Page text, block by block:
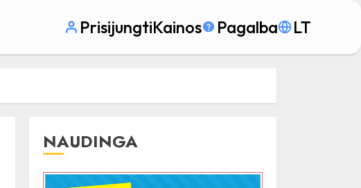
PrisijungtiKainos Pagalba LT
NAUDINGA